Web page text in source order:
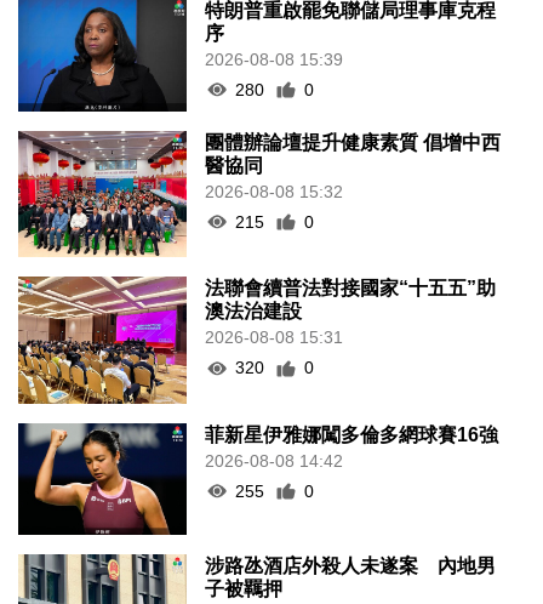
特朗普重啟罷免聯儲局理事庫克程
序
2026-08-08 15:39
280
0
團體辦論壇提升健康素質 倡增中西
醫協同
2026-08-08 15:32
215
0
法聯會續普法對接國家“十五五”助
澳法治建設
2026-08-08 15:31
320
0
菲新星伊雅娜闖多倫多網球賽16強
2026-08-08 14:42
255
0
涉路氹酒店外殺人未遂案 內地男
子被羈押